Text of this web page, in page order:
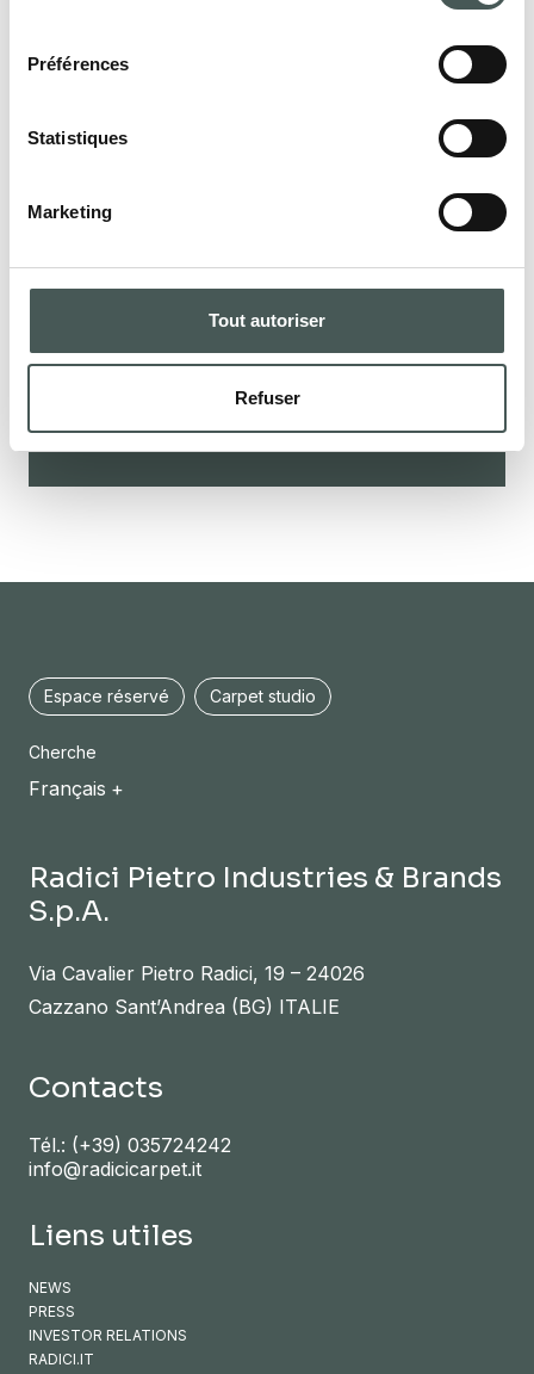
Préférences
Statistiques
Marketing
Tout autoriser
Refuser
Contactez-nous dès maintenant pour
demander un devis ou commencer une
votre disposition pour vous assister dans
Espace réservé Carpet studio
Cherche
Français
Radici Pietro Industries & Brands
S.p.A.
Via Cavalier Pietro Radici, 19 – 24026
Cazzano Sant’Andrea (BG) ITALIE
Contacts
Tél.: (+39) 035724242
info@radicicarpet.it
Liens utiles
NEWS
PRESS
INVESTOR RELATIONS
RADICI.IT